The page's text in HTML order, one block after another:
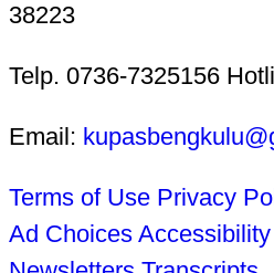
38223
Telp. 0736-7325156
Email:
Terms of Use Privacy
Ad Choices